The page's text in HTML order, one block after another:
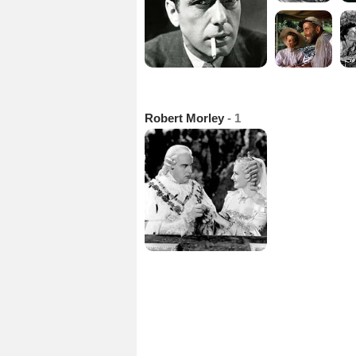
Robert Morley - 1